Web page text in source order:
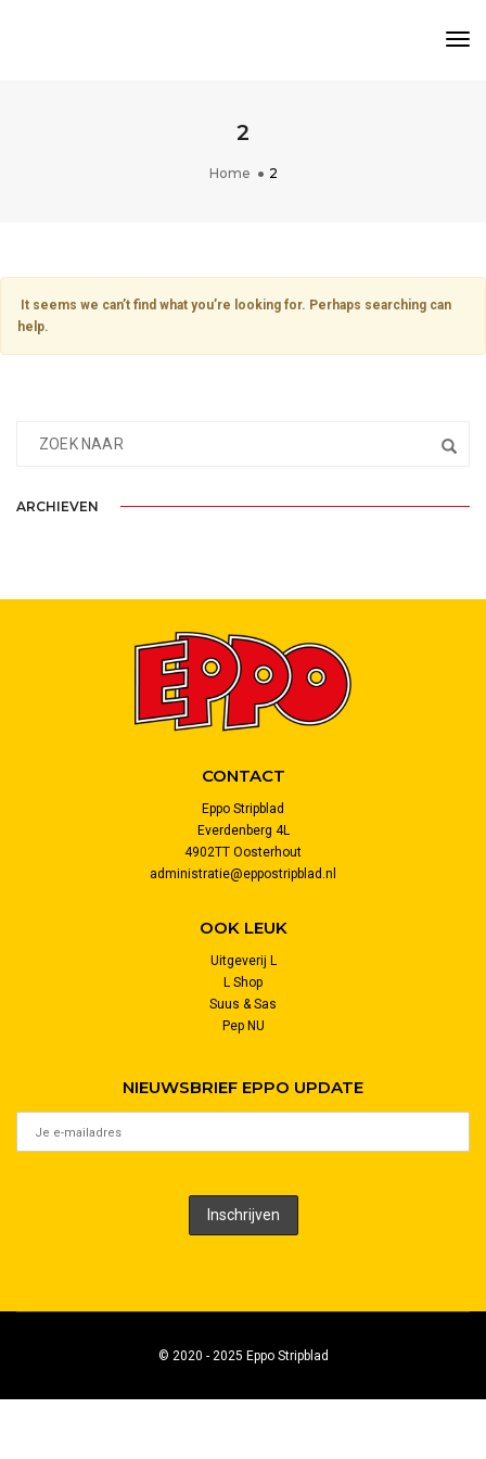
2
Home 2
It seems we can’t find what you’re looking for. Perhaps searching can
help.
ARCHIEVEN
CONTACT
Eppo Stripblad
Everdenberg 4L
4902TT Oosterhout
administratie@eppostripblad.nl
OOK LEUK
Uitgeverij L
L Shop
Suus & Sas
Pep NU
NIEUWSBRIEF EPPO UPDATE
© 2020 - 2025 Eppo Stripblad